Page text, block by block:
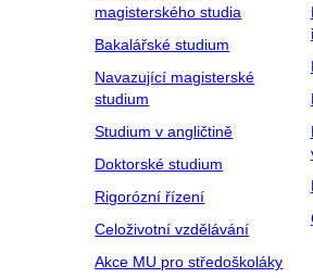
magisterského studia
Bakalářské studium
Navazující magisterské
studium
Studium v angličtině
Doktorské studium
Rigorózní řízení
Celoživotní vzdělávání
Akce MU pro středoškoláky